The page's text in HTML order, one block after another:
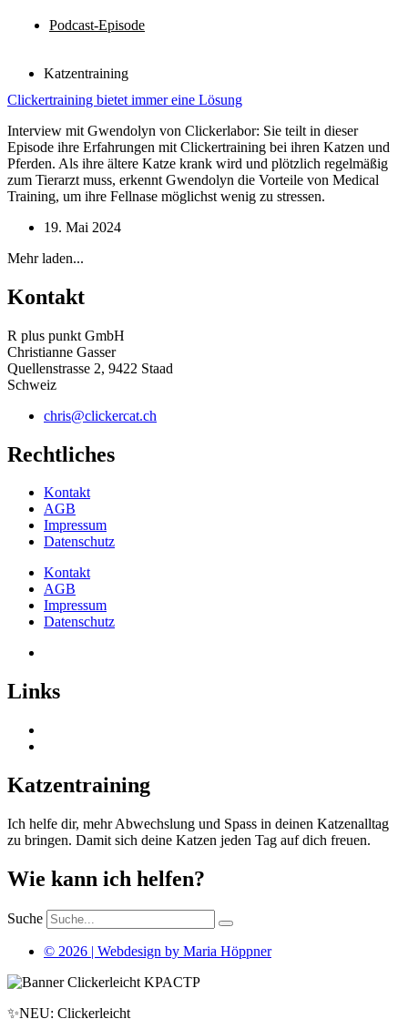
Podcast-Episode
Katzentraining
Clickertraining bietet immer eine Lösung
Interview mit Gwendolyn von Clickerlabor: Sie teilt in dieser
Episode ihre Erfahrungen mit Clickertraining bei ihren Katzen und
Pferden. Als ihre ältere Katze krank wird und plötzlich regelmäßig
zum Tierarzt muss, erkennt Gwendolyn die Vorteile von Medical
Training, um ihre Fellnase möglichst wenig zu stressen.
19. Mai 2024
Mehr laden...
Kontakt
R plus punkt GmbH
Christianne Gasser
Quellenstrasse 2, 9422 Staad
Schweiz
chris@clickercat.ch
Rechtliches
Kontakt
AGB
Impressum
Datenschutz
Kontakt
AGB
Impressum
Datenschutz
Links
Katzentraining
Ich helfe dir, mehr Abwechslung und Spass in deinen Katzenalltag
zu bringen. Damit sich deine Katzen jeden Tag auf dich freuen.
Wie kann ich helfen?
Suche
© 2026 | Webdesign by Maria Höppner
✨NEU: Clickerleicht